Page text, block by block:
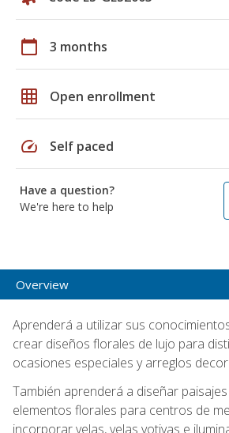
calendar_today 3 months
grid_on Open enrollment
speed Self paced
Have a question?
We're here to help
Overview
Aprenderá a utilizar sus
crear diseños florales de lujo para
ocasiones especiales y arreglos
También aprenderá a diseñar
elementos florales para centros de
incorporar velas, velas votivas e